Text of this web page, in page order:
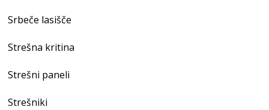
Srbeče lasišče
Strešna kritina
Strešni paneli
Strešniki